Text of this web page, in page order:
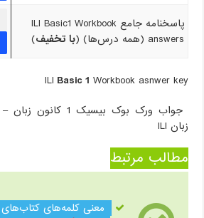
پاسخنامه جامع ILI Basic1 Workbook
answers (همه درس‌ها) (
با تخفیف)
ILI Basic 1 Workbook asnwer key
زبان ILI
مطالب مرتبط
معنی کلمه‌های